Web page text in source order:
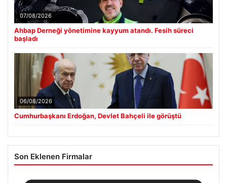
07/08/2026
Ahbap Derneği yönetimine kayyum atandı. Fesih süreci
başladı
06/08/2026
Cumhurbaşkanı Erdoğan, Devlet Bahçeli ile görüştü
Son Eklenen Firmalar